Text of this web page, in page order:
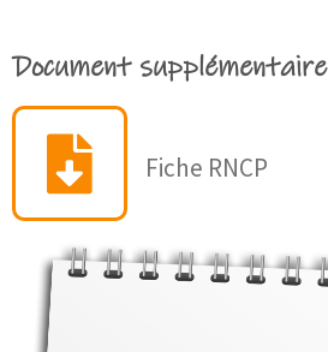
Document supplémentaire
Fiche RNCP